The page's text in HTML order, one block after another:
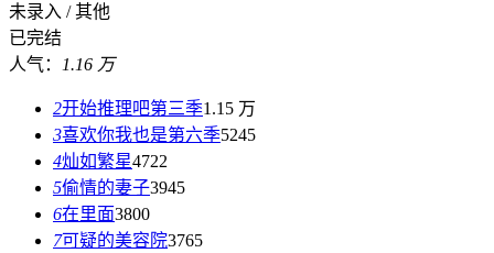
未录入 / 其他
已完结
人气：
1.16 万
2开始推理吧第三季1.15 万
3喜欢你我也是第六季5245
4灿如繁星4722
5偷情的妻子3945
6在里面3800
7可疑的美容院3765